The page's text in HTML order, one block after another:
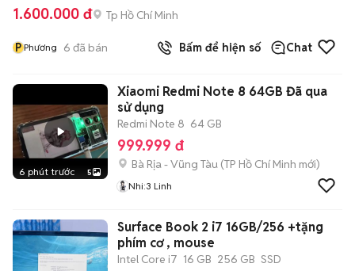
1.600.000 đ Tp Hồ Chí Minh
P Phương 6 đã bán Bấm để hiện số Chat
6 phút trước 5
Xiaomi Redmi Note 8 64GB Đã qua
sử dụng
Redmi Note 8 64 GB
999.999 đ
Bà Rịa - Vũng Tàu (TP Hồ Chí Minh mới)
Nhi:3 Linh
Surface Book 2 i7 16GB/256 +tặng
phím cơ , mouse
Intel Core i7 16 GB 256 GB SSD